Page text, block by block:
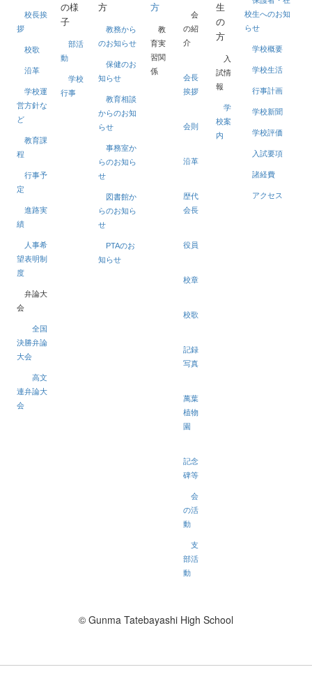
校長挨
拶
校歌
沿革
学校運
営方針な
ど
教育課
程
行事予
定
進路実
績
人事希
望表明制
度
弁論大
会
全国
決勝弁論
大会
高文
連弁論大
会
の様
子
部活
動
学校
行事
方
教務から
のお知らせ
保健のお
知らせ
教育相談
からのお知
らせ
事務室か
らのお知ら
せ
図書館か
らのお知ら
せ
PTAのお
知らせ
方
教
育実
習関
係
会
の紹
介
会長
挨拶
会則
沿革
歴代
会長
役員
校章
校歌
記録
写真
萬葉
植物
園
記念
碑等
会
の活
動
支
部活
動
生
の
方
入
試情
報
学
校案
内
校生へのお知
らせ
学校概要
学校生活
行事計画
学校新聞
学校評価
入試要項
諸経費
アクセス
© Gunma Tatebayashi High School